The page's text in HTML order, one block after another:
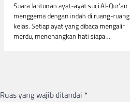
Suara lantunan ayat-ayat suci Al-Qur’an
menggema dengan indah di ruang-ruang
kelas. Setiap ayat yang dibaca mengalir
merdu, menenangkan hati siapa…
Ruas yang wajib ditandai *